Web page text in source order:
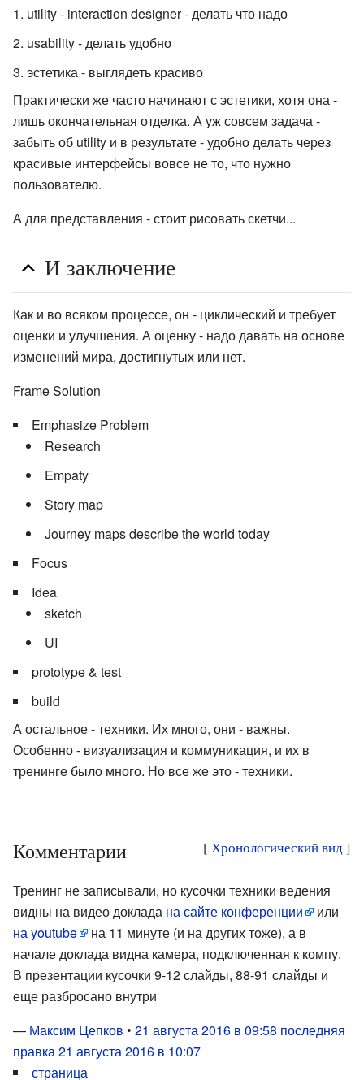
utility - interaction designer - делать что надо
usability - делать удобно
эстетика - выглядеть красиво
Практически же часто начинают с эстетики, хотя она -
лишь окончательная отделка. А уж совсем задача -
забыть об utility и в результате - удобно делать через
красивые интерфейсы вовсе не то, что нужно
пользователю.
А для представления - стоит рисовать скетчи...
И заключение
Как и во всяком процессе, он - циклический и требует
оценки и улучшения. А оценку - надо давать на основе
изменений мира, достигнутых или нет.
Frame Solution
Emphasize Problem
Research
Empaty
Story map
Journey maps describe the world today
Focus
Idea
sketch
UI
prototype & test
build
А остальное - техники. Их много, они - важны.
Особенно - визуализация и коммуникация, и их в
тренинге было много. Но все же это - техники.
[ Хронологический вид ]
Комментарии
Тренинг не записывали, но кусочки техники ведения
видны на видео доклада на сайте конференции
или
на youtube
на 11 минуте (и на других тоже), а в
начале доклада видна камера, подключенная к компу.
В презентации кусочки 9-12 слайды, 88-91 слайды и
еще разбросано внутри
— Максим Цепков • 21 августа 2016 в 09:58 последняя
правка 21 августа 2016 в 10:07
страница